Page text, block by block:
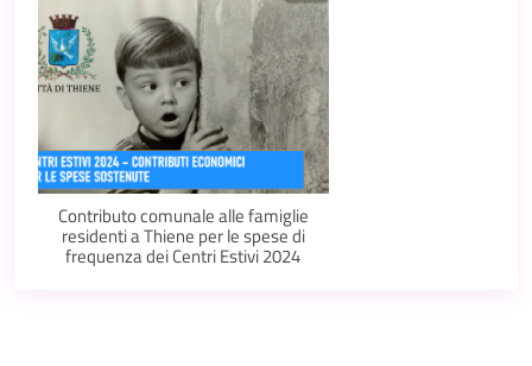
Contributo comunale alle famiglie
residenti a Thiene per le spese di
frequenza dei Centri Estivi 2024